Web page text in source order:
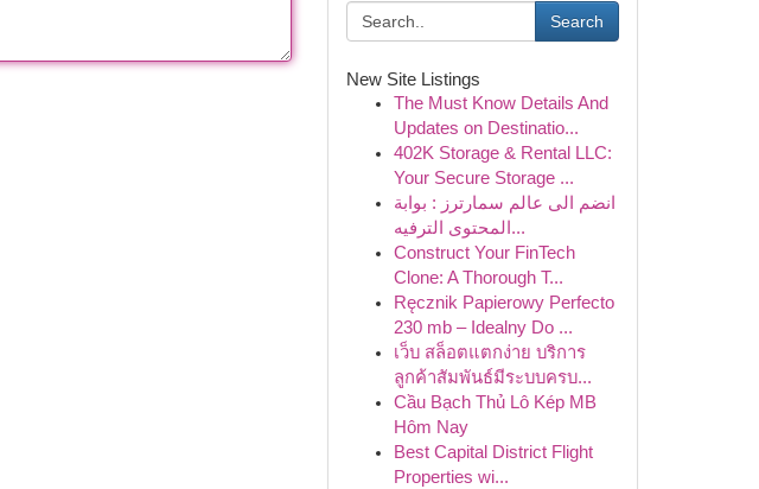
Search
New Site Listings
The Must Know Details And
Updates on Destinatio...
402K Storage & Rental LLC:
Your Secure Storage ...
انضم الى عالم سمارترز : بوابة
المحتوى الترفيه...
Construct Your FinTech
Clone: A Thorough T...
Ręcznik Papierowy Perfecto
230 mb – Idealny Do ...
เว็บ สล็อตแตกง่าย บริการ
ลูกค้าสัมพันธ์มีระบบครบ...
Cầu Bạch Thủ Lô Kép MB
Hôm Nay
Best Capital District Flight
Properties wi...